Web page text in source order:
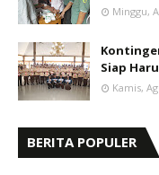
Minggu,
Siap
Kamis,
BERITA POPULER